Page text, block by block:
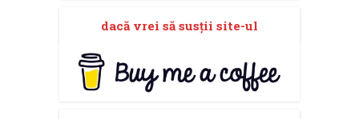
dacă vrei să susţii site-ul